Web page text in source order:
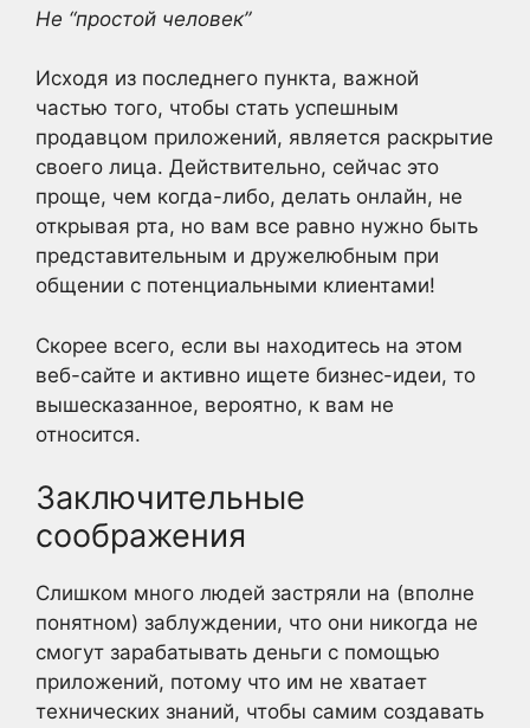
Не “простой человек”
Исходя из последнего пункта, важной
частью того, чтобы стать успешным
продавцом приложений, является раскрытие
своего лица. Действительно, сейчас это
проще, чем когда-либо, делать онлайн, не
открывая рта, но вам все равно нужно быть
представительным и дружелюбным при
общении с потенциальными клиентами!
Скорее всего, если вы находитесь на этом
веб-сайте и активно ищете бизнес-идеи, то
вышесказанное, вероятно, к вам не
относится.
Заключительные
соображения
Слишком много людей застряли на (вполне
понятном) заблуждении, что они никогда не
смогут зарабатывать деньги с помощью
приложений, потому что им не хватает
технических знаний, чтобы самим создавать